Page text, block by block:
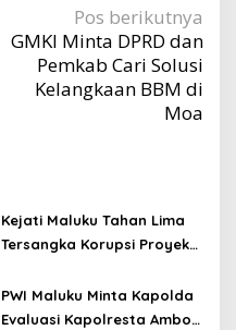
Pos berikutnya
GMKI Minta DPRD dan
Pemkab Cari Solusi
Kelangkaan BBM di
Moa
Kejati Maluku Tahan Lima
Tersangka Korupsi Proyek
Miliar
PWI Maluku Minta Kapolda
Evaluasi Kapolresta Ambon